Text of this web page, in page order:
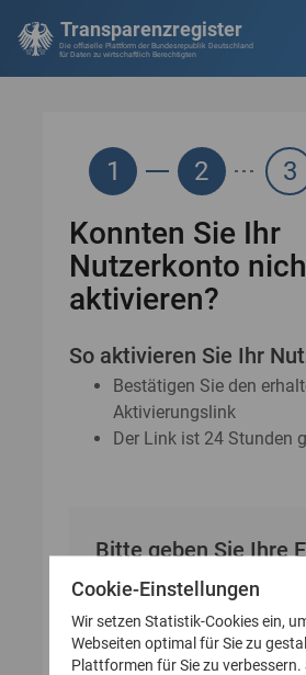
Transparenzregister
Die offizielle Plattform der Bundesrepublik Deutschland
für Daten zu wirtschaftlich Berechtigten
1 2 3
Konnten Sie Ihr
Nutzerkonto
aktivieren?
So aktivieren Sie Ihr
Bestätigen Sie den
Aktivierungslink
Der Link ist 24 Stunden
Bitte geben Sie Ihre
Mail-Adresse an
E-Mail-Adresse
Cookie-Einstellungen
Wir setzen Statistik-Cookies ein,
Webseiten optimal für Sie zu
Plattformen für Sie zu verbessern.